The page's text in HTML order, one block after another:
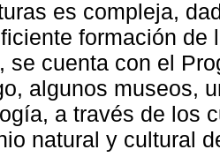
es compleja,
formación de
se cuenta con el
algunos museos,
a través de los
natural y cultural